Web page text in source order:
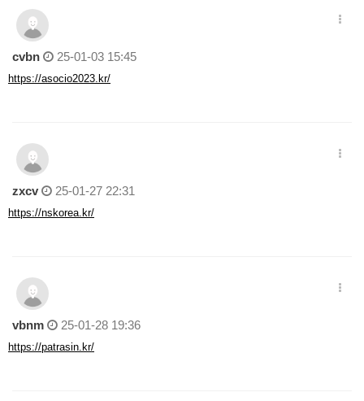
cvbn 25-01-03 15:45
https://asocio2023.kr/
zxcv 25-01-27 22:31
https://nskorea.kr/
vbnm 25-01-28 19:36
https://patrasin.kr/